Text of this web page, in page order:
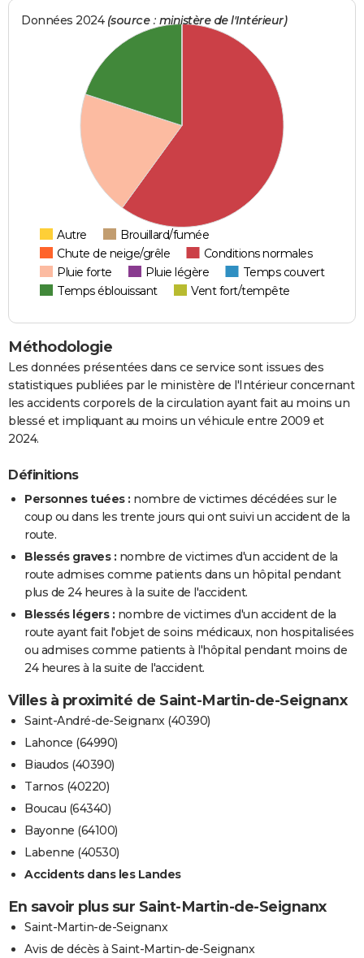
Données 2024 (source : ministère de l'Intérieur)
Autre
Brouillard/fumée
Chute de neige/grêle
Conditions normales
Pluie forte
Pluie légère
Temps couvert
Temps éblouissant
Vent fort/tempête
Méthodologie
Les données présentées dans ce service sont issues des
statistiques publiées par le ministère de l'Intérieur concernant
les accidents corporels de la circulation ayant fait au moins un
blessé et impliquant au moins un véhicule entre 2009 et
2024.
Définitions
Personnes tuées : nombre de victimes décédées sur le
coup ou dans les trente jours qui ont suivi un accident de la
route.
Blessés graves : nombre de victimes d'un accident de la
route admises comme patients dans un hôpital pendant
plus de 24 heures à la suite de l'accident.
Blessés légers : nombre de victimes d'un accident de la
route ayant fait l'objet de soins médicaux, non hospitalisées
ou admises comme patients à l'hôpital pendant moins de
24 heures à la suite de l'accident.
Villes à proximité de Saint-Martin-de-Seignanx
Saint-André-de-Seignanx (40390)
Lahonce (64990)
Biaudos (40390)
Tarnos (40220)
Boucau (64340)
Bayonne (64100)
Labenne (40530)
Accidents dans les Landes
En savoir plus sur Saint-Martin-de-Seignanx
Saint-Martin-de-Seignanx
Avis de décès à Saint-Martin-de-Seignanx